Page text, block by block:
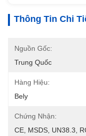
Thông Tin Chi
Nguồn Gốc:
Trung Quốc
Hàng Hiệu:
Bely
Chứng Nhận:
CE, MSDS, UN38.3,